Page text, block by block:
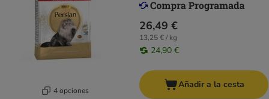
4 opciones
26,49 €
13,25 € / kg
24,90 €
Añadir a la cesta